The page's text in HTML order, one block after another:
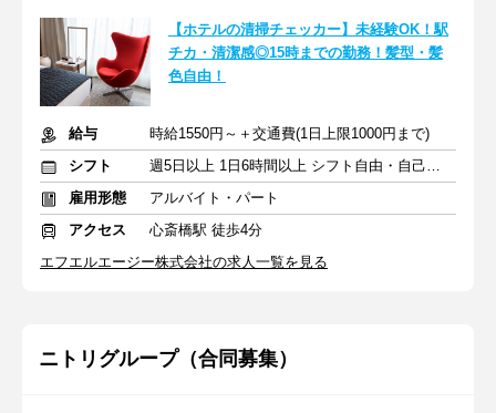
【ホテルの清掃チェッカー】未経験OK！駅
チカ・清潔感◎15時までの勤務！髪型・髪
色自由！
給与
時給1550円～＋交通費(1日上限1000円まで)
シフト
週5日以上 1日6時間以上 シフト自由・自己申告
雇用形態
アルバイト・パート
アクセス
心斎橋駅 徒歩4分
エフエルエージー株式会社の求人一覧を見る
ニトリグループ（合同募集）